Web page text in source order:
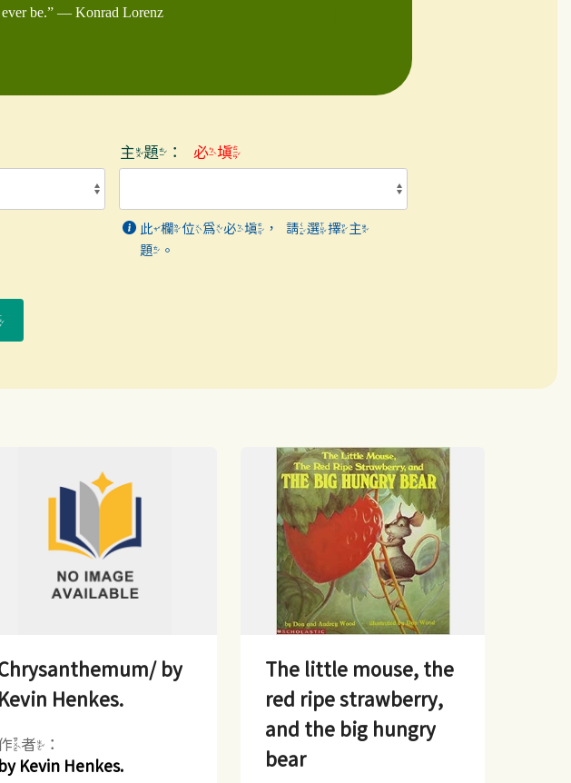
ever be.” — Konrad Lorenz
主題： 必填
此欄位為必填，請選擇主
題。
by
Kevin Henkes.
者：
by Kevin Henkes.
The little mouse, the
red ripe strawberry,
and the big hungry
bear